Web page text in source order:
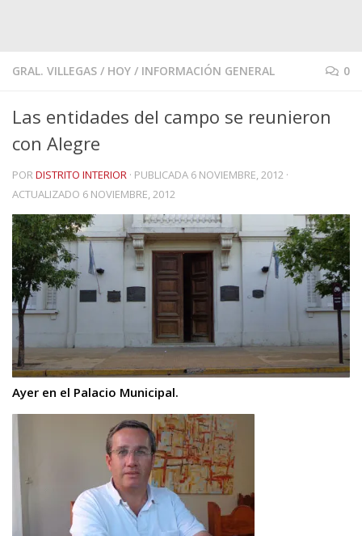
GRAL. VILLEGAS / HOY / INFORMACIÓN GENERAL 0
Las entidades del campo se reunieron
con Alegre
PORDISTRITO INTERIOR · PUBLICADA 6 NOVIEMBRE, 2012 ·
ACTUALIZADO 6 NOVIEMBRE, 2012
Ayer en el Palacio Municipal.